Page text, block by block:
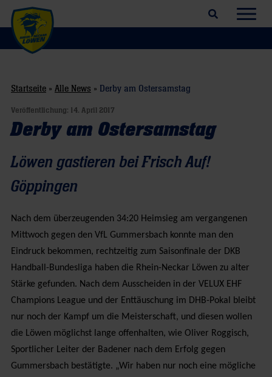
Suchfeld öffnen
Startseite » Alle News » Derby am Ostersamstag
Veröffentlichung: 14. April 2017
Derby am Ostersamstag
Löwen gastieren bei Frisch Auf!
Göppingen
Nach dem überzeugenden 34:20 Heimsieg am vergangenen
Mittwoch gegen den VfL Gummersbach konnte man den
Eindruck bekommen, rechtzeitig zum Saisonfinale der DKB
Handball-Bundesliga haben die Rhein-Neckar Löwen zu alter
Stärke gefunden. Nach dem Ausscheiden in der VELUX EHF
Champions League und der Enttäuschung im DHB-Pokal bleibt
nur noch der Kampf um die Meisterschaft, und diesen wollen
die Löwen möglichst lange offenhalten, wie Oliver Roggisch,
Sportlicher Leiter der Badener nach dem Erfolg gegen
Gummersbach bestätigte. „Wir haben nur noch eine mögliche